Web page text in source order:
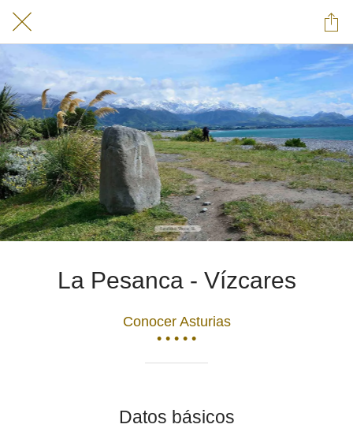
La Pesanca - Vízcares
Conocer Asturias
• • • • •
Datos básicos